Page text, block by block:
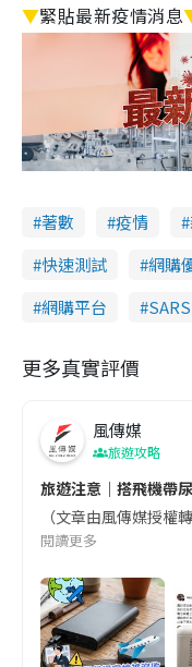
▼緊貼最新疫情消息
著數 疫情
快速測試
網購
網購平台
更多真實評價
風傳媒
旅遊攻略
旅遊注意｜搭飛機帶
（文章由風傳媒授
閱讀更多